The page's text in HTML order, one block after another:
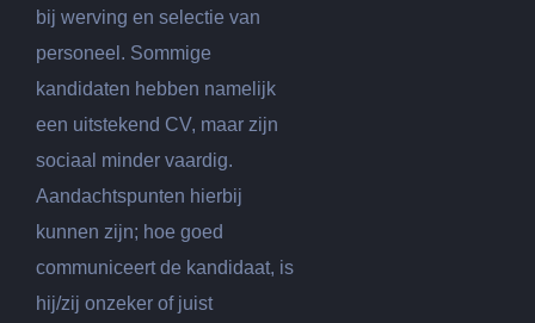
bij werving en selectie van
personeel. Sommige
kandidaten hebben namelijk
een uitstekend CV, maar zijn
sociaal minder vaardig.
Aandachtspunten hierbij
kunnen zijn; hoe goed
communiceert de kandidaat, is
hij/zij onzeker of juist